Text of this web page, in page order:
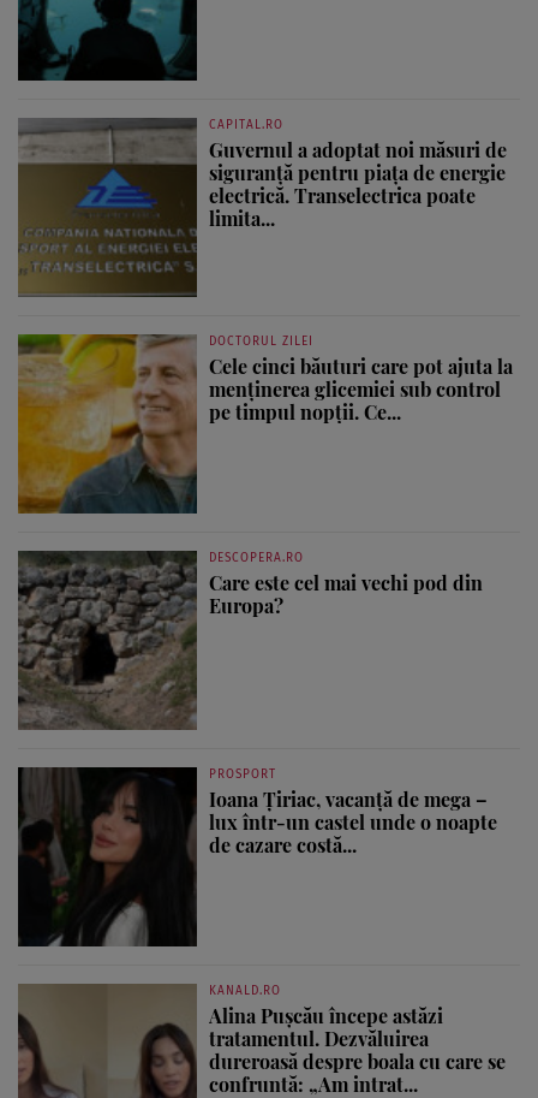
CAPITAL.RO
Guvernul a adoptat noi măsuri de
siguranță pentru piața de energie
electrică. Transelectrica poate
limita...
DOCTORUL ZILEI
Cele cinci băuturi care pot ajuta la
menținerea glicemiei sub control
pe timpul nopții. Ce...
DESCOPERA.RO
Care este cel mai vechi pod din
Europa?
PROSPORT
Ioana Țiriac, vacanță de mega –
lux într-un castel unde o noapte
de cazare costă...
KANALD.RO
Alina Pușcău începe astăzi
tratamentul. Dezvăluirea
dureroasă despre boala cu care se
confruntă: „Am intrat...